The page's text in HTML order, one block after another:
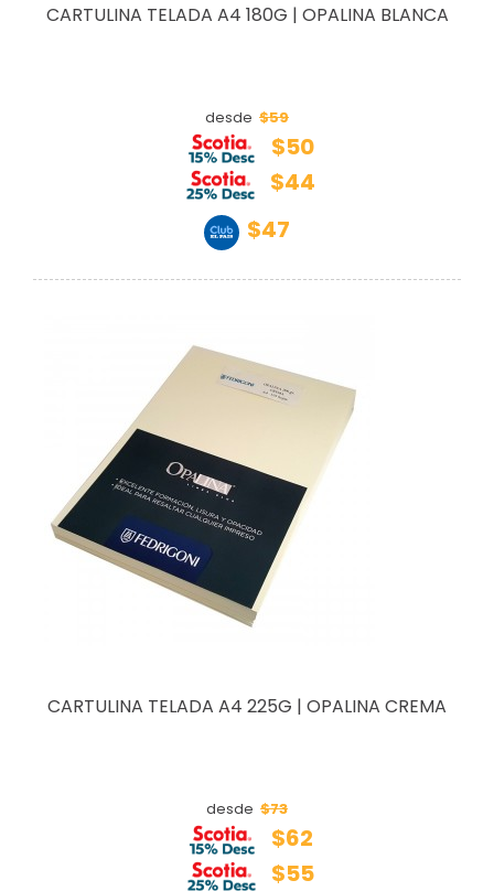
CARTULINA TELADA A4 180G | OPALINA BLANCA
desde $59
$50
$44
$47
CARTULINA TELADA A4 225G | OPALINA CREMA
desde $73
$62
$55